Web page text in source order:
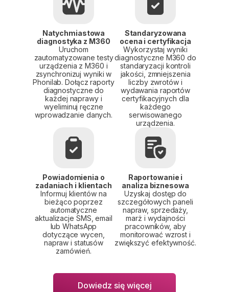
Natychmiastowa
diagnostyka z M360
Uruchom
zautomatyzowane testy
urządzenia z M360 i
zsynchronizuj wyniki w
Phonilab. Dołącz raporty
diagnostyczne do
każdej naprawy i
wyeliminuj ręczne
wprowadzanie danych.
Standaryzowana
ocena i certyfikacja
Wykorzystaj wyniki
diagnostyczne M360 do
standaryzacji kontroli
jakości, zmniejszenia
liczby zwrotów i
wydawania raportów
certyfikacyjnych dla
każdego
serwisowanego
urządzenia.
Powiadomienia o
zadaniach i klientach
Informuj klientów na
bieżąco poprzez
automatyczne
aktualizacje SMS, email
lub WhatsApp
dotyczące wycen,
napraw i statusów
zamówień.
Raportowanie i
analiza biznesowa
Uzyskaj dostęp do
szczegółowych paneli
napraw, sprzedaży,
marż i wydajności
pracowników, aby
monitorować wzrost i
zwiększyć efektywność.
Dowiedz się więcej